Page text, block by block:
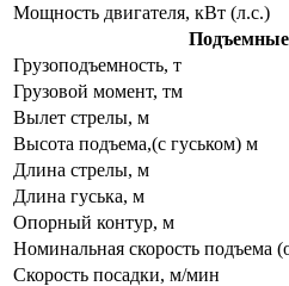
Мощность двигателя, кВт (л.с.)
Подъемные
Грузоподъемность, т
Грузовой момент, тм
Вылет стрелы, м
Высота подъема,(с гуськом) м
Длина стрелы, м
Длина гуська, м
Опорный контур, м
Номинальная скорость подъема
Скорость посадки, м/мин